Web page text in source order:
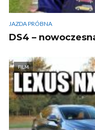
JAZDA PRÓBNA
DS4 –
FILM